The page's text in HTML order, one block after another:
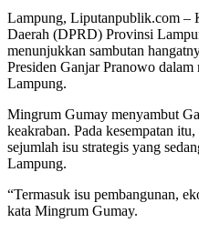
Lampung, Liputanpublik.com –
Daerah (DPRD) Provinsi
menunjukkan sambutan
Presiden Ganjar Pranowo
Lampung.
Mingrum Gumay menyambut
keakraban. Pada kesempatan
sejumlah isu strategis yang
Lampung.
“Termasuk isu pembangunan,
kata Mingrum Gumay.